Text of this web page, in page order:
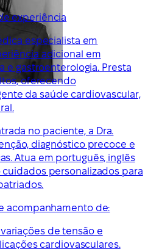
experiência
especialista em
adicional em
e gastroenterologia. Presta
oferecendo
da saúde cardiovascular,
no paciente, a Dra.
diagnóstico precoce e
Atua em português, inglês
personalizados para
acompanhamento de:
de tensão e
cardiovasculares.